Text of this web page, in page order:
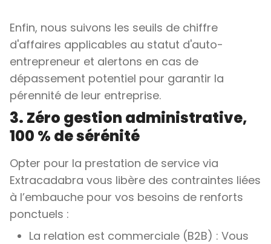
Enfin, nous suivons les seuils de chiffre
d'affaires applicables au statut d'auto-
entrepreneur et alertons en cas de
dépassement potentiel pour garantir la
pérennité de leur entreprise.
3. Zéro gestion administrative,
100 % de sérénité
Opter pour la prestation de service via
Extracadabra vous libère des contraintes liées
à l’embauche pour vos besoins de renforts
ponctuels :
La relation est commerciale (B2B) : Vous